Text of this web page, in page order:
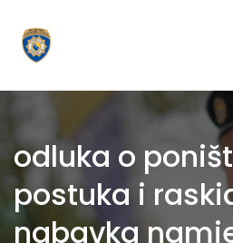
odluka o
postuka i
nabavka